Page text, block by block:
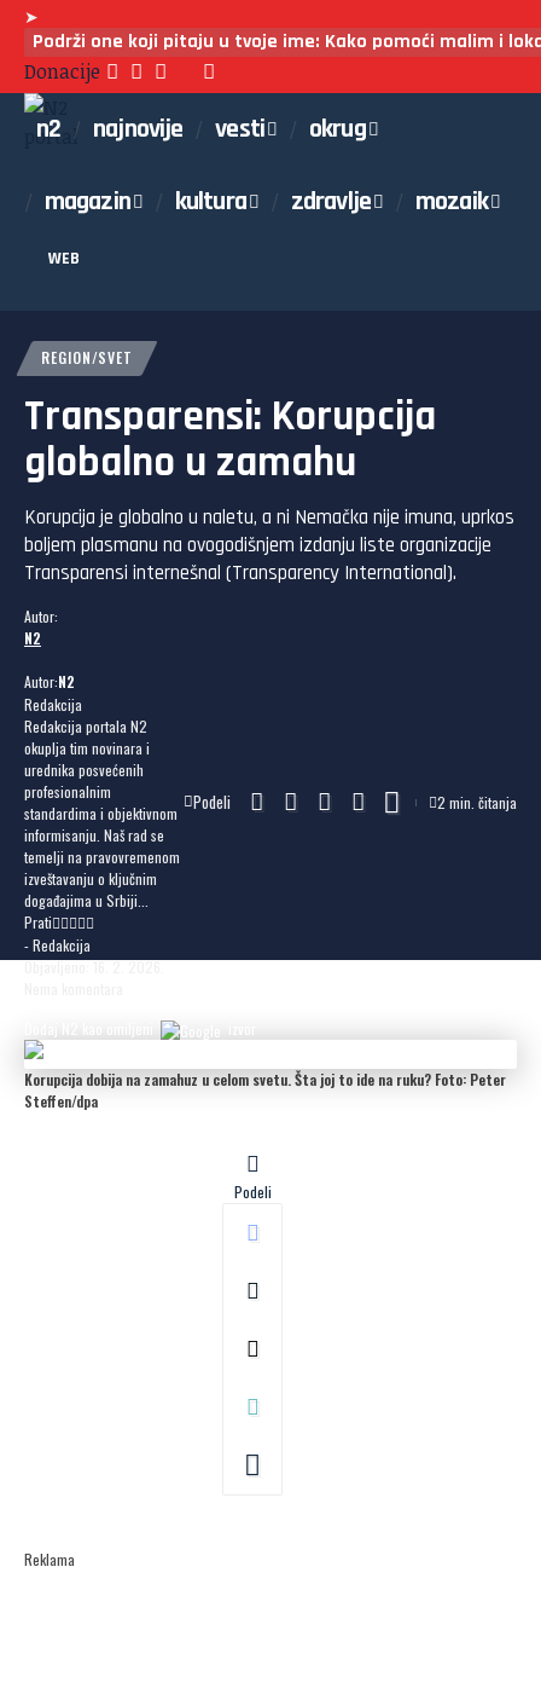
➤
Podrži one koji pitaju u tvoje ime: Kako pomoći malim i
Donacije
n2 najnovije vesti okrug
magazin kultura zdravlje mozaik
WEB
REGION/SVET
Transparensi: Korupcija
globalno u zamahu
Korupcija je globalno u naletu, a ni Nemačka nije imuna, uprkos
boljem plasmanu na ovogodišnjem izdanju liste organizacije
Transparensi internešnal (Transparency International).
Autor:
N2
Autor:N2
Redakcija
Redakcija portala N2
okuplja tim novinara i
urednika posvećenih
profesionalnim
standardima i objektivnom
informisanju. Naš rad se
temelji na pravovremenom
izveštavanju o ključnim
događajima u Srbiji...
Prati
- Redakcija
Objavljeno: 16. 2. 2026.
Podeli 2 min. čitanja
Korupcija dobija na zamahuz u celom svetu. Šta joj to ide na ruku? Foto: Peter
Steffen/dpa
Podeli
Reklama